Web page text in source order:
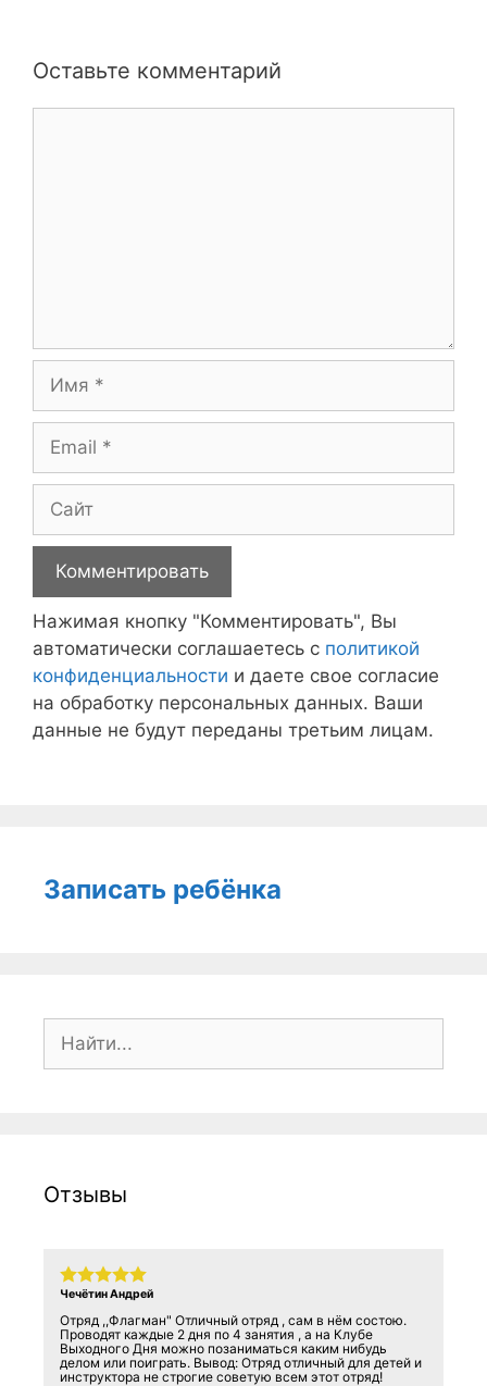
Оставьте комментарий
Имя
Email
Сайт
Нажимая кнопку "Комментировать", Вы
автоматически соглашаетесь с политикой
конфиденциальности и даете свое согласие
на обработку персональных данных. Ваши
данные не будут переданы третьим лицам.
Записать ребёнка
Отзывы
Чечётин Андрей
Отряд ,,Флагман" Отличный отряд , сам в нём состою.
Проводят каждые 2 дня по 4 занятия , а на Клубе
Выходного Дня можно позаниматься каким нибудь
делом или поиграть. Вывод: Отряд отличный для детей и
инструктора не строгие советую всем этот отряд!